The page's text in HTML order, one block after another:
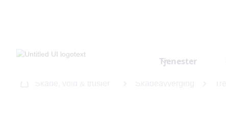
Tjenester